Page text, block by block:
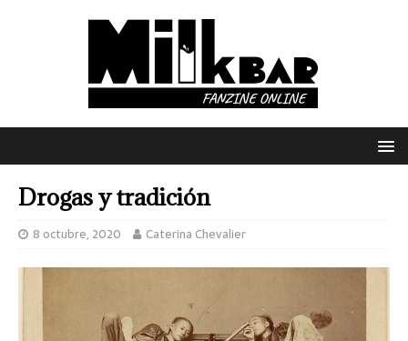
Drogas y tradición
8 octubre, 2020 Caterina Chevalier